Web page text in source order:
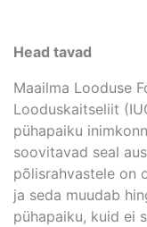
Head tavad
Maailma Looduse
Looduskaitseliit
pühapaiku
soovitavad seal
põlisrahvastele on
ja seda muudab
pühapaiku, kuid ei